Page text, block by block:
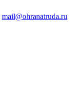
mail@ohranatruda.ru